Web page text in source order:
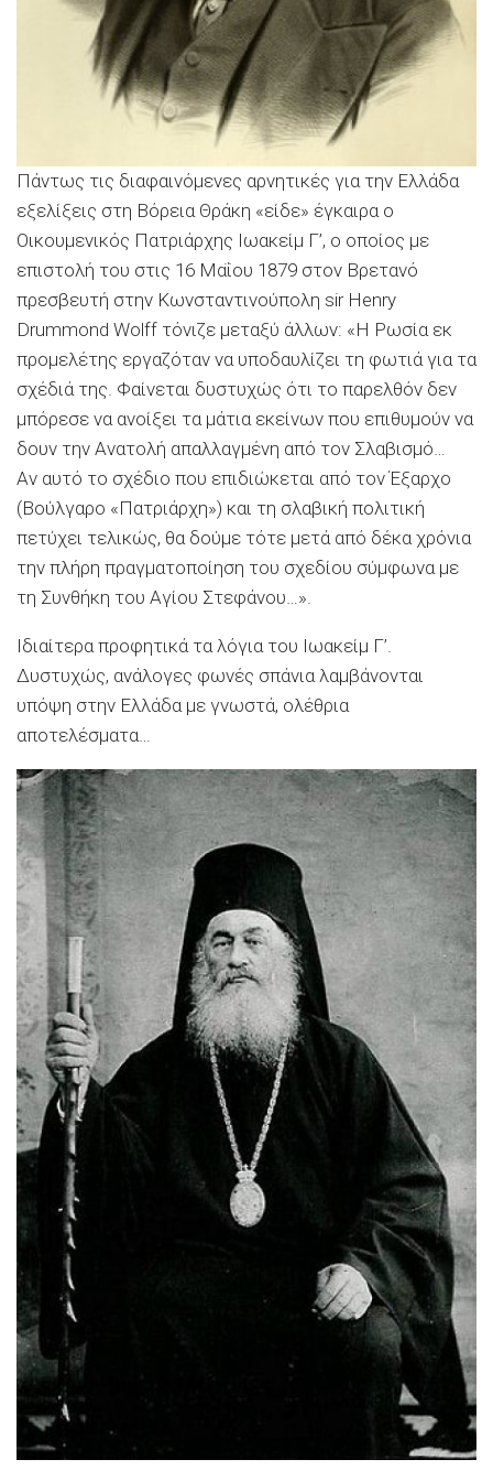
Πάντως τις διαφαινόμενες αρνητικές για την Ελλάδα
εξελίξεις στη Βόρεια Θράκη «είδε» έγκαιρα ο
Οικουμενικός Πατριάρχης Ιωακείμ Γ’, ο οποίος με
επιστολή του στις 16 Μαΐου 1879 στον Βρετανό
πρεσβευτή στην Κωνσταντινούπολη sir Henry
Drummond Wolff τόνιζε μεταξύ άλλων: «Η Ρωσία εκ
προμελέτης εργαζόταν να υποδαυλίζει τη φωτιά για τα
σχέδιά της. Φαίνεται δυστυχώς ότι το παρελθόν δεν
μπόρεσε να ανοίξει τα μάτια εκείνων που επιθυμούν να
δουν την Ανατολή απαλλαγμένη από τον Σλαβισμό…
Αν αυτό το σχέδιο που επιδιώκεται από τον Έξαρχο
(Βούλγαρο «Πατριάρχη») και τη σλαβική πολιτική
πετύχει τελικώς, θα δούμε τότε μετά από δέκα χρόνια
την πλήρη πραγματοποίηση του σχεδίου σύμφωνα με
τη Συνθήκη του Αγίου Στεφάνου…».
Ιδιαίτερα προφητικά τα λόγια του Ιωακείμ Γ’.
Δυστυχώς, ανάλογες φωνές σπάνια λαμβάνονται
υπόψη στην Ελλάδα με γνωστά, ολέθρια
αποτελέσματα…